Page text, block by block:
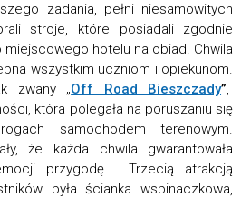
zadania, pełni niesamowitych
stroje, które posiadali zgodnie
miejscowego hotelu na obiad. Chwila
wszystkim uczniom i opiekunom.
zwany „Off Road Bieszczady”,
która polegała na poruszaniu się
samochodem terenowym.
że każda chwila gwarantowała
przygodę. Trzecią atrakcją
była ścianka wspinaczkowa,